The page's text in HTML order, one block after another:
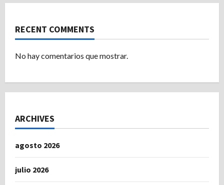
RECENT COMMENTS
No hay comentarios que mostrar.
ARCHIVES
agosto 2026
julio 2026